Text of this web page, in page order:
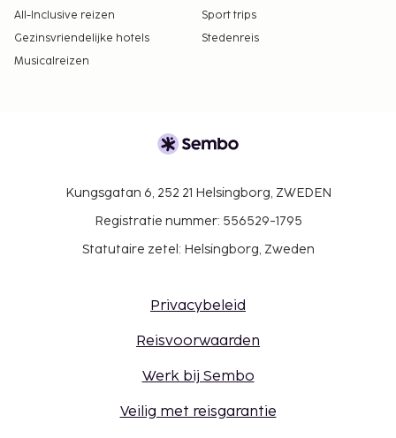
All-Inclusive reizen
Sport trips
Gezinsvriendelijke hotels
Stedenreis
Musicalreizen
Kungsgatan 6, 252 21 Helsingborg, ZWEDEN
Registratie nummer: 556529-1795
Statutaire zetel: Helsingborg, Zweden
Privacybeleid
Reisvoorwaarden
Werk bij Sembo
Veilig met reisgarantie